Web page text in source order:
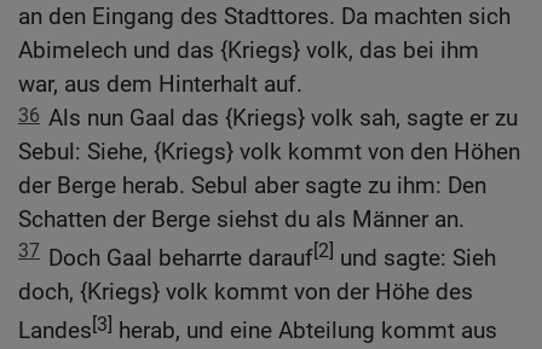
an den Eingang des Stadttores. Da machten sich
Abimelech und das {Kriegs} volk, das bei ihm
war, aus dem Hinterhalt auf.
36 Als nun Gaal das {Kriegs} volk sah, sagte er zu
Sebul: Siehe, {Kriegs} volk kommt von den Höhen
der Berge herab. Sebul aber sagte zu ihm: Den
Schatten der Berge siehst du als Männer an.
37 Doch Gaal beharrte darauf[2] und sagte: Sieh
doch, {Kriegs} volk kommt von der Höhe des
Landes[3] herab, und eine Abteilung kommt aus